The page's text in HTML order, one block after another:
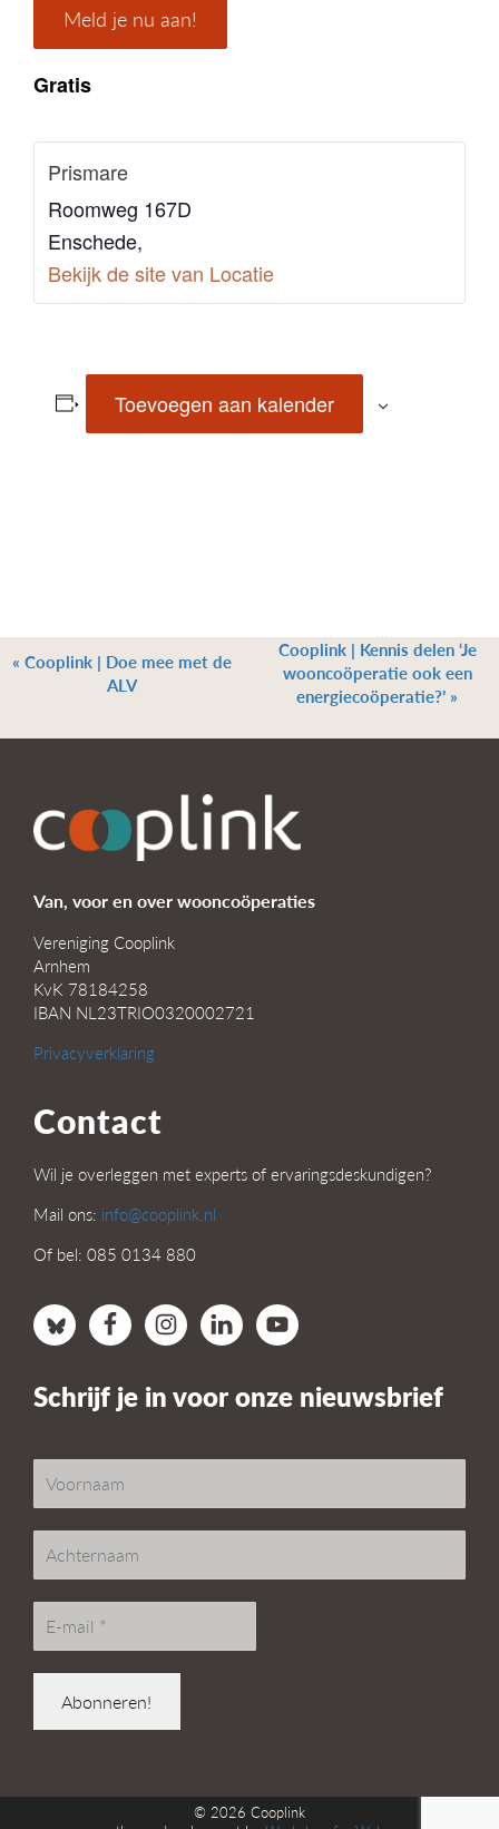
Meld je nu aan!
Gratis
Prismare
Roomweg 167D
Enschede,
Bekijk de site van Locatie
Toevoegen aan kalender
« Cooplink | Doe mee met de
ALV
Cooplink | Kennis delen ‘Je
wooncoöperatie ook een
energiecoöperatie?’ »
Van, voor en over wooncoöperaties
Vereniging Cooplink
Arnhem
KvK 78184258
IBAN NL23TRIO0320002721
Privacyverklaring
Contact
Wil je overleggen met experts of ervaringsdeskundigen?
Mail ons: info@cooplink.nl
Of bel: 085 0134 880
Schrijf je in voor onze nieuwsbrief
© 2026 Cooplink